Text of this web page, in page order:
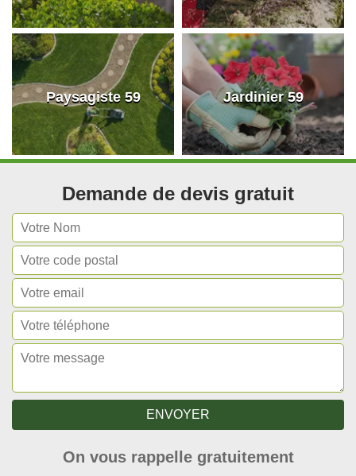
Paysagiste 59 Jardinier 59
Demande de devis gratuit
On vous rappelle gratuitement